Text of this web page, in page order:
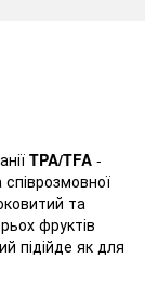
TPA/TFA -
та
фруктів
підійде як для